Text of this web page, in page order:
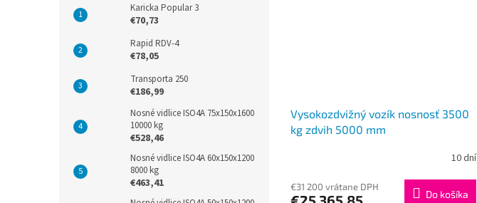
Karicka Popular 3
€70,73
Rapid RDV-4
€78,05
Transporta 250
€186,99
Nosné vidlice ISO4A 75x150x1600
10000 kg
€528,46
Nosné vidlice ISO4A 60x150x1200
8000 kg
€463,41
Vysokozdvižný vozík nosnosť 3500
kg zdvih 5000 mm
10 dní
€31 200 vrátane DPH
Do košíka